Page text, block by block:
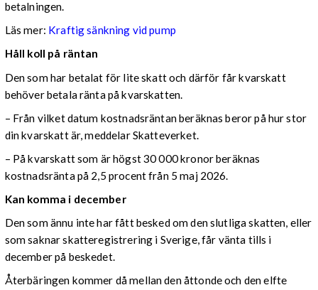
betalningen.
Läs mer: Kraftig sänkning vid pump
Håll koll på räntan
Den som har betalat för lite skatt och därför får kvarskatt
behöver betala ränta på kvarskatten.
– Från vilket datum kostnadsräntan beräknas beror på hur stor
din kvarskatt är, meddelar Skatteverket.
– På kvarskatt som är högst 30 000 kronor beräknas
kostnadsränta på 2,5 procent från 5 maj 2026.
Kan komma i december
Den som ännu inte har fått besked om den slutliga skatten, eller
som saknar skatteregistrering i Sverige, får vänta tills i
december på beskedet.
Återbäringen kommer då mellan den åttonde och den elfte